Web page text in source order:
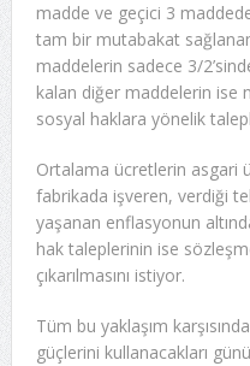
madde ve geçici 3
tam bir mutabakat
maddelerin sadece 3/
kalan diğer maddelerin ise
sosyal haklara yönelik
Ortalama ücretlerin asgari
fabrikada işveren, verdiği
yaşanan enflasyonun
hak taleplerinin ise
çıkarılmasını istiyor.
Tüm bu yaklaşım
güçlerini kullanacakları